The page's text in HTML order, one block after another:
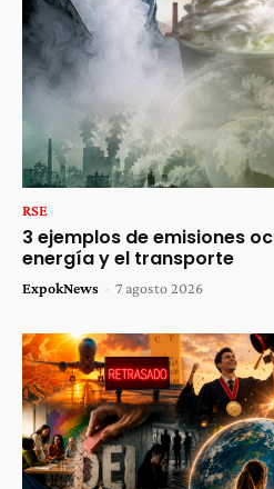
RSE
3 ejemplos de emisiones
energía y el transporte
ExpokNews - 7 agosto 2026